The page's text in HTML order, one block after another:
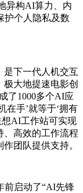
异构AI算力、内
护个人隐私及数
是下一代人机交互
大地提速电影创
了1000多个AI应
在手’就等于‘拥有
想AI工作站可实现
、高效的工作流程
团队提供支持。
前启动了“AI先锋